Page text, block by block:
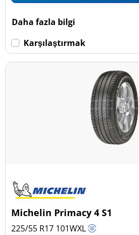
Daha fazla bilgi
Karşılaştırmak
Michelin Primacy 4 S1
225/55 R17 101WXL